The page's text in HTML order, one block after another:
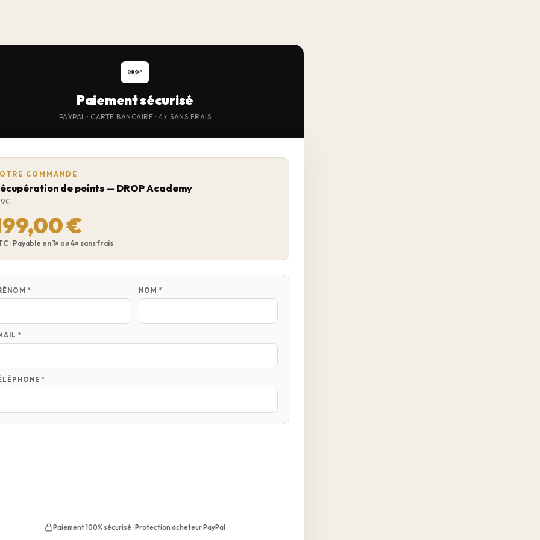
Paiement sécurisé
PAYPAL · CARTE BANCAIRE · 4× SANS FRAIS
COMMANDE
de points — DROP Academy
€
· Payable en 1× ou 4× sans frais
* NOM *
*
*
Paiement 100% sécurisé · Protection acheteur PayPal